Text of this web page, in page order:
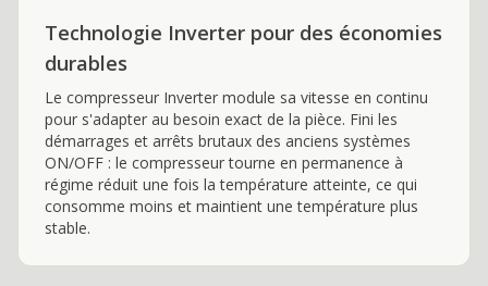
Technologie Inverter pour des économies
durables
Le compresseur Inverter module sa vitesse en continu
pour s'adapter au besoin exact de la pièce. Fini les
démarrages et arrêts brutaux des anciens systèmes
ON/OFF : le compresseur tourne en permanence à
régime réduit une fois la température atteinte, ce qui
consomme moins et maintient une température plus
stable.